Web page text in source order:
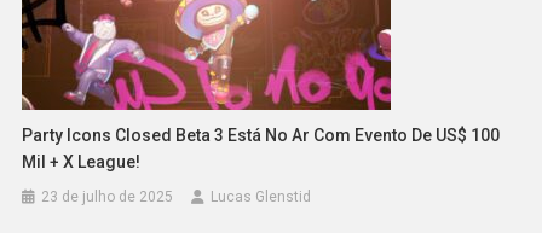
Party Icons Closed Beta 3 Está No Ar Com Evento De US$ 100
Mil + X League!
23 de julho de 2025 Lucas Glenstid